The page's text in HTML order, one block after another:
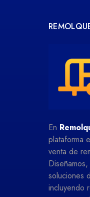
En
plataforma
venta de
soluciones
incluyendo